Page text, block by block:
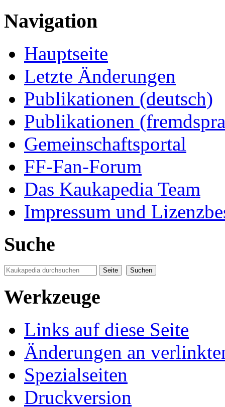
Navigation
Hauptseite
Letzte Änderungen
Publikationen (deutsch)
Publikationen
Gemeinschaftsportal
FF-Fan-Forum
Das Kaukapedia Team
Impressum und
Suche
Werkzeuge
Links auf diese Seite
Änderungen an
Spezialseiten
Druckversion